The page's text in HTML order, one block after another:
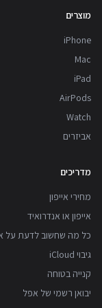
מוצרים
iPhone
Mac
iPad
AirPods
Watch
אביזרים
מדריכים
מחירי אייפון
אייפון או אנדרואיד
כל מה שחשוב לדעת על
גיבוי iCloud
קנייה בטוחה
יבואן רשמי של אפל